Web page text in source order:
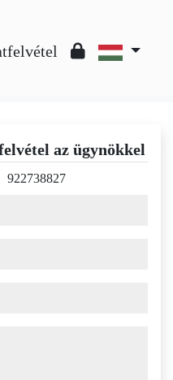
az ügynökkel
922738827